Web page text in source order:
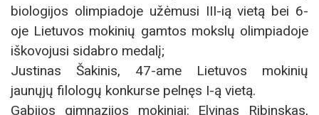
biologijos olimpiadoje užėmusi III-ią vietą bei 6-
oje Lietuvos mokinių gamtos mokslų olimpiadoje
iškovojusi sidabro medalį;
Justinas Šakinis, 47-ame Lietuvos mokinių
jaunųjų filologų konkurse pelnęs I-ą vietą.
Gabijos gimnazijos mokiniai: Elvinas Ribinskas,